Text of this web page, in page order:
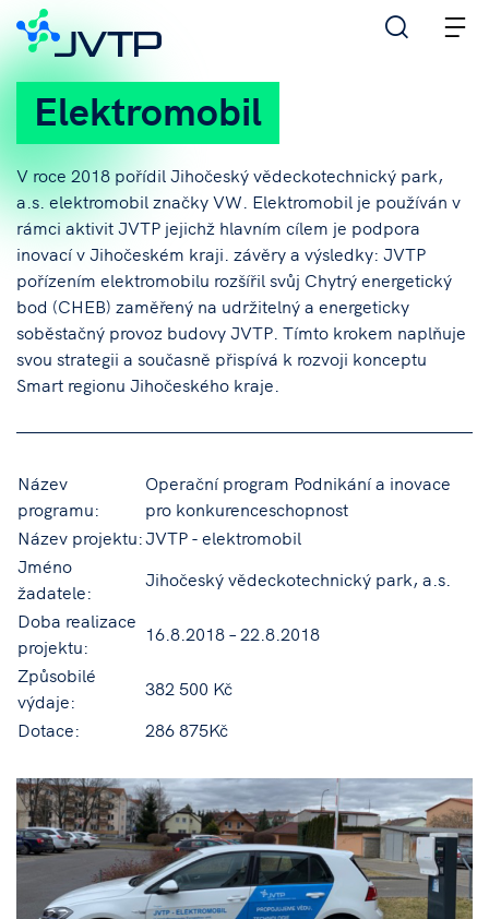
Elektromobil
V roce 2018 pořídil Jihočeský vědeckotechnický park,
a.s. elektromobil značky VW. Elektromobil je používán v
rámci aktivit JVTP jejichž hlavním cílem je podpora
inovací v Jihočeském kraji. závěry a výsledky: JVTP
pořízením elektromobilu rozšířil svůj Chytrý energetický
bod (CHEB) zaměřený na udržitelný a energeticky
soběstačný provoz budovy JVTP. Tímto krokem naplňuje
svou strategii a současně přispívá k rozvoji konceptu
Smart regionu Jihočeského kraje.
Název
programu:
Operační program Podnikání a inovace
pro konkurenceschopnost
Název projektu:JVTP - elektromobil
Jméno
žadatele:
Jihočeský vědeckotechnický park, a.s.
Doba realizace
projektu:
16.8.2018 – 22.8.2018
Způsobilé
výdaje:
382 500 Kč
Dotace:
286 875Kč